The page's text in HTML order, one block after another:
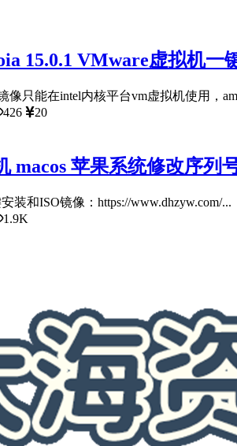
15.0.1 VMware虚拟机一
像只能在intel内核平台vm虚拟机使用，
426
20
macos 苹果系统修改序列
装和ISO镜像：https://www.dhzyw.com/...
1.9K